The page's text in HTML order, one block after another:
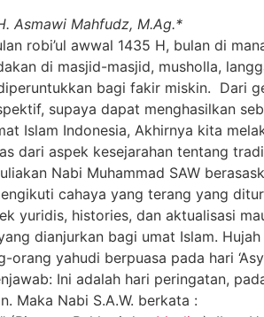
Asmawi Mahfudz, M.Ag.*
robi’ul awwal 1435 H, bulan di
di masjid-masjid, musholla,
bagi fakir miskin. Dari
supaya dapat menghasilkan
Islam Indonesia, Akhirnya kita
dari aspek kesejarahan tentang
Nabi Muhammad SAW
cahaya yang terang yang
yuridis, histories, dan aktualisasi
dianjurkan bagi umat Islam.
yahudi berpuasa pada hari
Ini adalah hari peringatan,
Maka Nabi S.A.W. berkata :